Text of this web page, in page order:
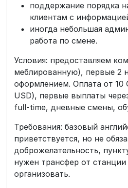
поддержание порядка
клиентам с
иногда небольшая
работа по смене.
Условия: предоставляем
меблированную), первые 2
оформлением. Оплата от 10
USD), первые выплаты
full-time, дневные смены,
Требования: базовый
приветствуется, но не
доброжелательность,
нужен трансфер от
организовать.